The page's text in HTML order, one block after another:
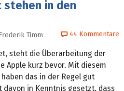
stehen in den
Timm 44 Kommentare
steht die Überarbeitung der
Apple kurz bevor. Mit diesem
das in der Regel gut
in Kenntnis gesetzt, dass